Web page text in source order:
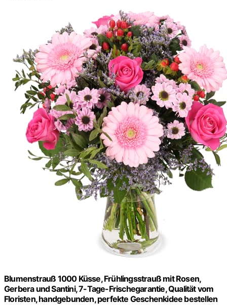
Blumenstrauß 1000 Küsse, Frühlingsstrauß mit Rosen,
Gerbera und Santini, 7-Tage-Frischegarantie, Qualität vom
Floristen, handgebunden, perfekte Geschenkidee bestellen